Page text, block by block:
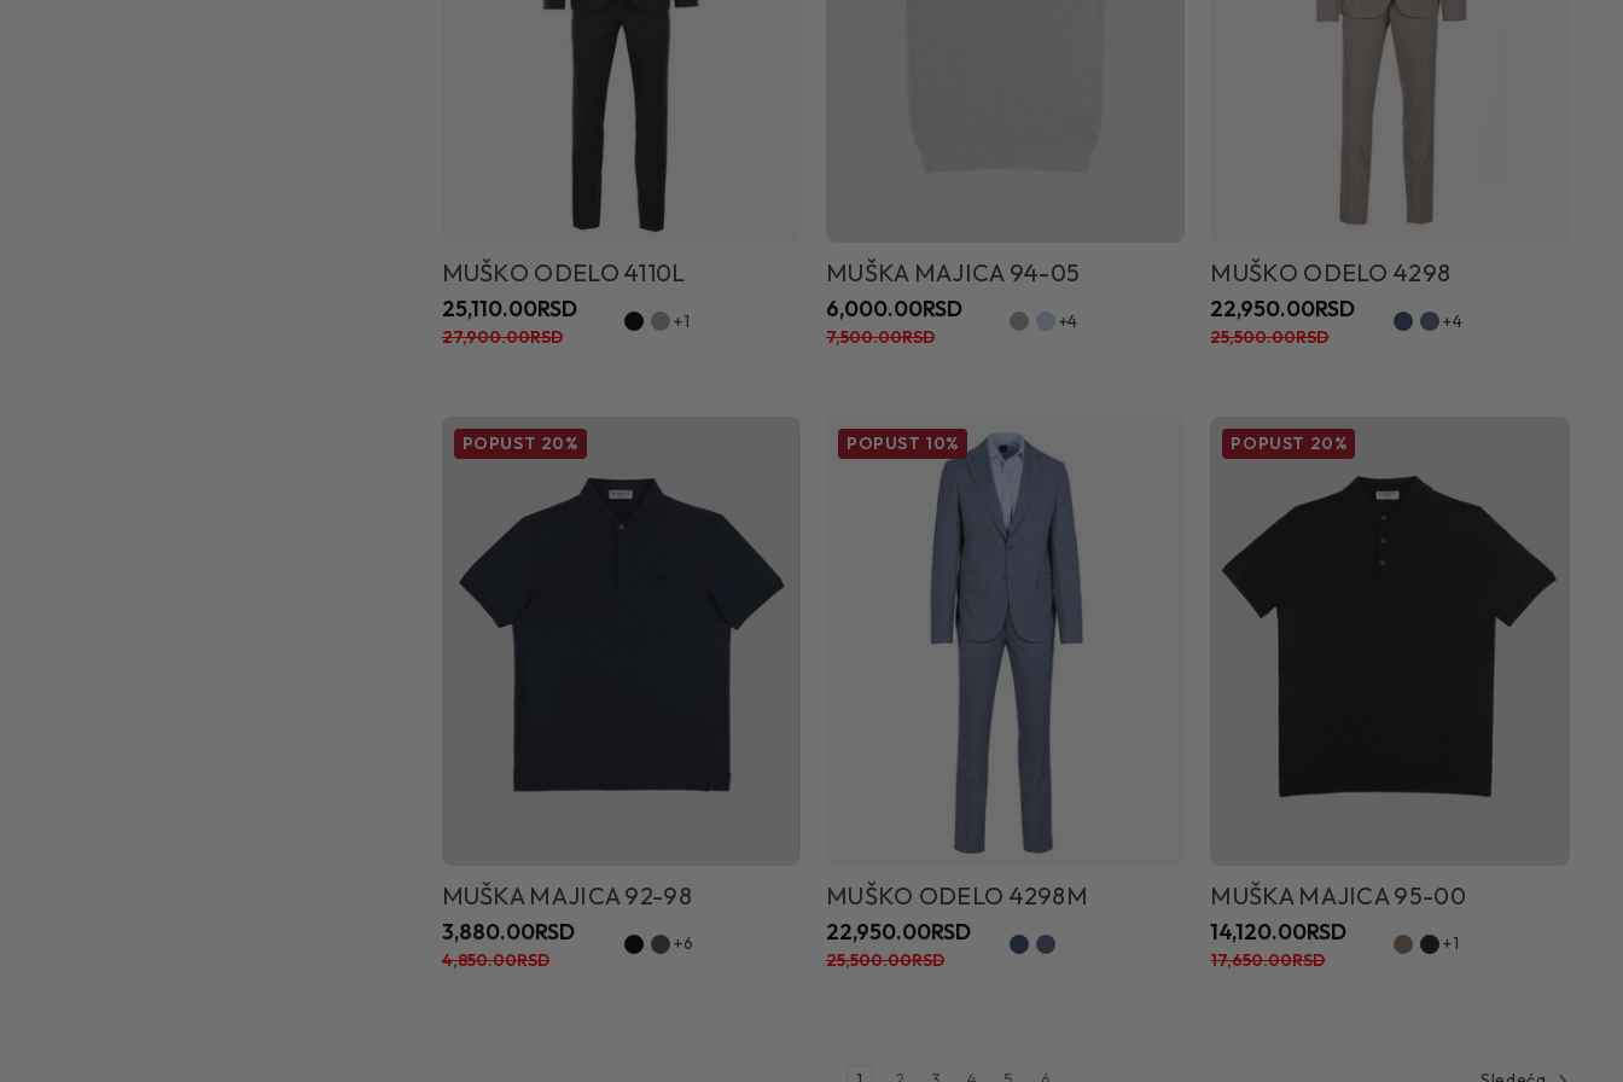
MUŠKO ODELO 4110L
25,110.00RSD
27,900.00RSD
+1
MUŠKA MAJICA 94-05
6,000.00RSD
7,500.00RSD
+4
MUŠKO ODELO 4298
22,950.00RSD
25,500.00RSD
+4
POPUST 20%
MUŠKA MAJICA 92-98
3,880.00RSD
4,850.00RSD
+6
POPUST 10%
MUŠKO ODELO 4298M
22,950.00RSD
25,500.00RSD
POPUST 20%
MUŠKA MAJICA 95-00
14,120.00RSD
17,650.00RSD
+1